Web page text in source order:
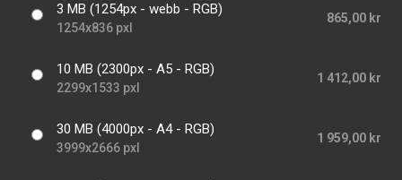
3 MB (1254px - webb - RGB)
1254x836 pxl
865,00 kr
10 MB (2300px - A5 - RGB)
2299x1533 pxl
1 412,00 kr
30 MB (4000px - A4 - RGB)
3999x2666 pxl
1 959,00 kr